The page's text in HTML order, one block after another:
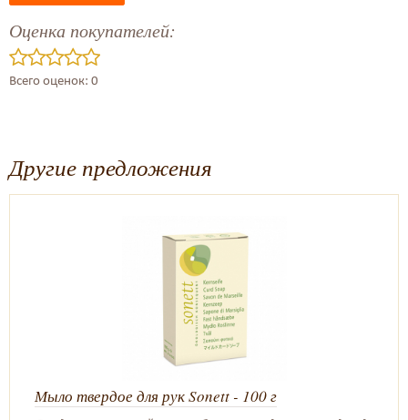
Оценка покупателей:
Всего оценок: 0
Другие предложения
Мыло твердое для рук Sonett - 100 г